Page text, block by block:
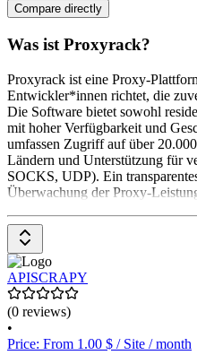
Compare directly
Was ist Proxyrack?
Proxyrack ist eine Proxy-
Entwickler*innen richtet, die
Die Software bietet sowohl
mit hoher Verfügbarkeit und
umfassen Zugriff auf über
Ländern und Unterstützung für
SOCKS, UDP). Ein
Überwachung der Proxy-
APISCRAPY
(0 reviews)
•
Price: From 1.00 $ / Site / month